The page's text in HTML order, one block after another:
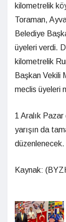
kilometrelik
Toraman,
Belediye
üyeleri verdi.
kilometrelik
Başkan Vekili
meclis üyeleri
1 Aralık
yarışın da
düzenlenecek.
Kaynak: